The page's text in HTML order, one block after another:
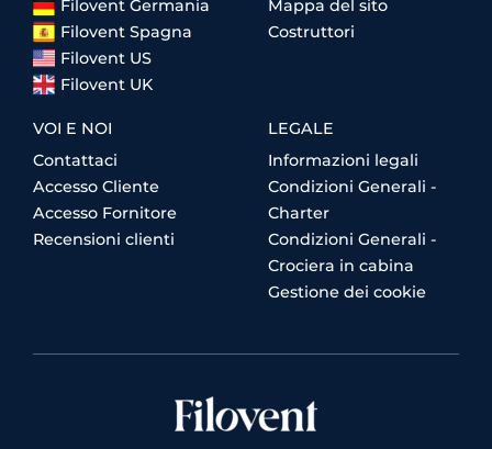
Filovent Germania
Filovent Spagna
Filovent US
Filovent UK
Mappa del sito
Costruttori
VOI E NOI
Contattaci
Accesso Cliente
Accesso Fornitore
Recensioni clienti
LEGALE
Informazioni legali
Condizioni Generali -
Charter
Condizioni Generali -
Crociera in cabina
Gestione dei cookie